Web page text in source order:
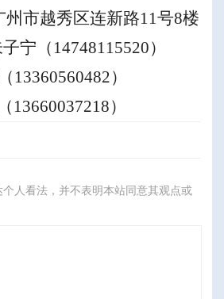
州市越秀区连新路11号8楼
子宁 （ 14748115520）
13360560482）
13660037218）
个人看法，并不表明本站同意其观点或